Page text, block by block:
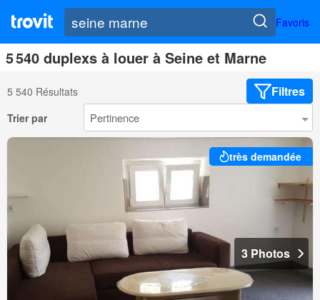
Favoris
5 540 duplexs à louer à Seine et Marne
5 540 Résultats Filtres
Trier par
très demandée
3 Photos